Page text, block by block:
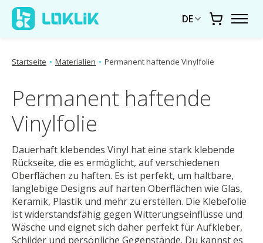
DE
Startseite • Materialien • Permanent haftende Vinylfolie
Permanent haftende
Vinylfolie
Dauerhaft klebendes Vinyl hat eine stark klebende
Rückseite, die es ermöglicht, auf verschiedenen
Oberflächen zu haften. Es ist perfekt, um haltbare,
langlebige Designs auf harten Oberflächen wie Glas,
Keramik, Plastik und mehr zu erstellen. Die Klebefolie
ist widerstandsfähig gegen Witterungseinflüsse und
Wäsche und eignet sich daher perfekt für Aufkleber,
Schilder und persönliche Gegenstände. Du kannst es